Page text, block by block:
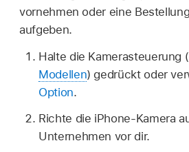
vornehmen oder eine
aufgeben.
Halte die Kamerasteuerung
Modellen) gedrückt oder
Option.
Richte die iPhone-Kamera
Unternehmen vor dir.